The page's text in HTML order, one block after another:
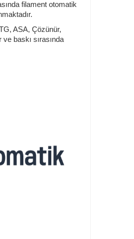
filament otomatik
ASA, Çözünür,
baskı sırasında